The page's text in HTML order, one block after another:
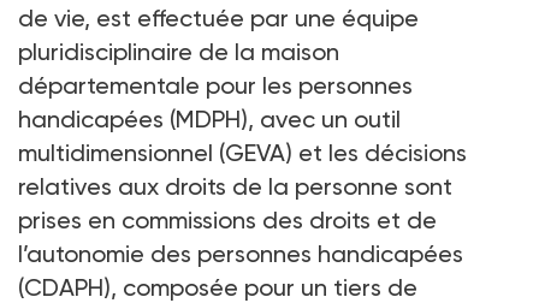
de vie, est effectuée par une équipe
pluridisciplinaire de la maison
départementale pour les personnes
handicapées (MDPH), avec un outil
multidimensionnel (GEVA) et les décisions
relatives aux droits de la personne sont
prises en commissions des droits et de
l’autonomie des personnes handicapées
(CDAPH), composée pour un tiers de